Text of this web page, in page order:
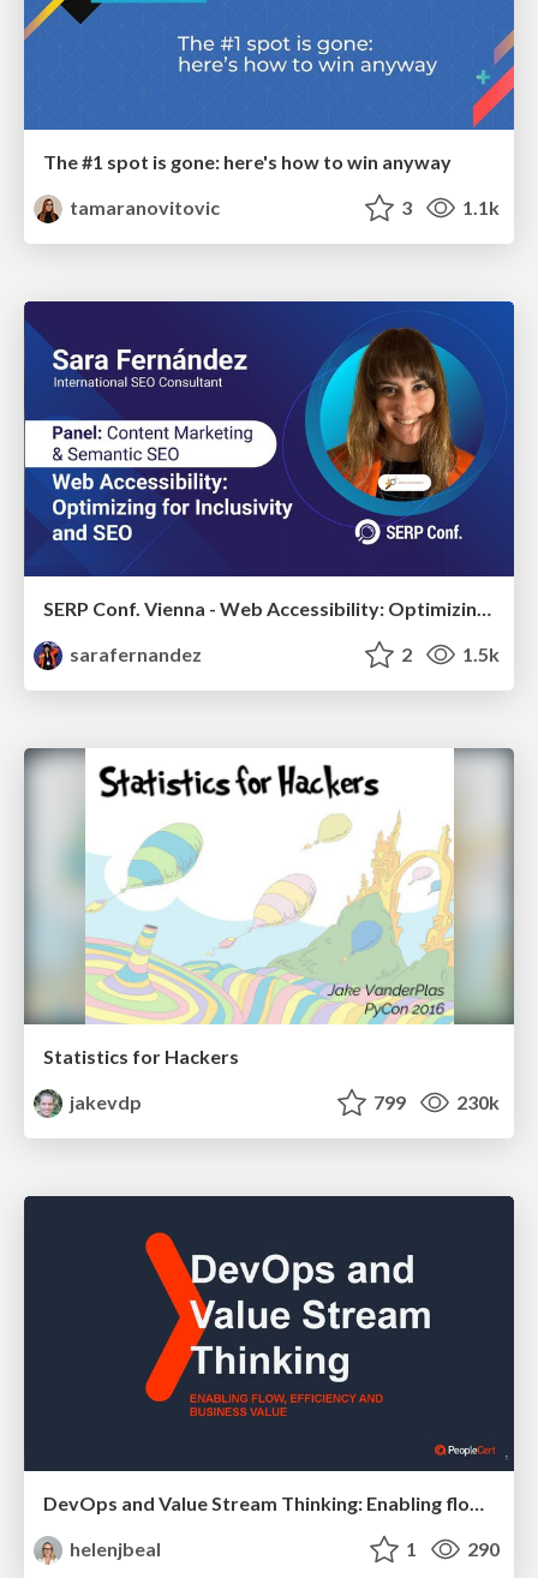
The #1 spot is gone: here's how to win anyway
tamaranovitovic
3 1.1k
SERP Conf. Vienna - Web Accessibility: Optimizing for Inclusivity and SEO
sarafernandez
2 1.5k
Statistics for Hackers
jakevdp
799 230k
DevOps and Value Stream Thinking: Enabling flow, efficiency and business value
helenjbeal
1 290